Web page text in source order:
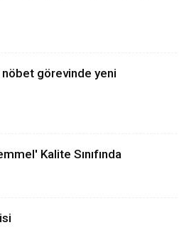
görevinde yeni
Kalite Sınıfında